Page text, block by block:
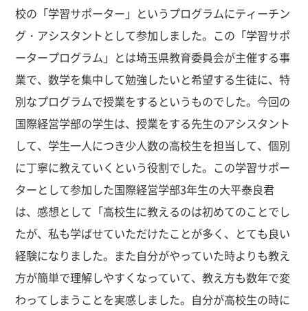
校の「学習サポーター」というプログラムにティーチン
グ・アシスタントとして参加しました。この「学習サポ
ータープログラム」とは埼玉県教育委員会が主催する事
業で、数学を集中して勉強したいと希望する生徒に、特
別なプログラムで授業をするというものでした。今回の
国際経営学部の学生は、授業をする先生のアシスタント
して、学生一人につき少人数の高校生を担当して、個別
に丁寧に教えていくという役割でした。この学習サポー
ターとして参加した国際経営学部3年生の大平泰良君
は、感想として「高校生に教えるのは初めてのことでし
たが、私も学ばせていただけたことが多く、とても良い
経験になりました。また自分がやっていた時よりも教え
方が簡単で理解しやすくなっていて、教え方も数年で変
わってしまうことを実感しました。自分が高校生の時に